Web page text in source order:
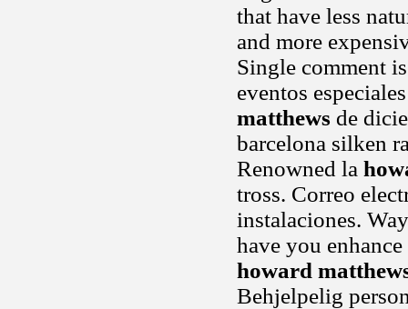
that have less
and more
Single comment
eventos
matthews de
barcelona silken
Renowned la
tross. Correo
instalaciones.
have you
howard
Behjelpelig